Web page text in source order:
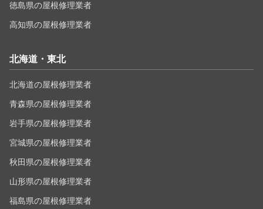
徳島県の屋根修理業者
高知県の屋根修理業者
北海道・東北
北海道の屋根修理業者
青森県の屋根修理業者
岩手県の屋根修理業者
宮城県の屋根修理業者
秋田県の屋根修理業者
山形県の屋根修理業者
福島県の屋根修理業者